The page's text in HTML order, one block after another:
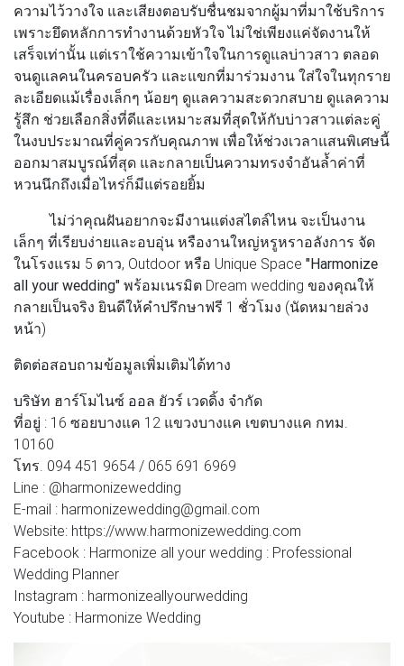
ความไว้วางใจ และเสียงตอบรับชื่นชมจากผู้มาที่มาใช้บริการ
เพราะยึดหลักการทำงานด้วยหัวใจ ไม่ใช่เพียงแค่จัดงานให้
เสร็จเท่านั้น แต่เราใช้ความเข้าใจในการดูแลบ่าวสาว ตลอด
จนดูแลคนในครอบครัว และแขกที่มาร่วมงาน ใส่ใจในทุกราย
ละเอียดแม้เรื่องเล็กๆ น้อยๆ ดูแลความสะดวกสบาย ดูแลความ
รู้สึก ช่วยเลือกสิ่งที่ดีและเหมาะสมที่สุดให้กับบ่าวสาวแต่ละคู่
ในงบประมาณที่คู่ควรกับคุณภาพ เพื่อให้ช่วงเวลาแสนพิเศษนี้
ออกมาสมบูรณ์ที่สุด และกลายเป็นความทรงจำอันล้ำค่าที่
หวนนึกถึงเมื่อไหร่ก็มีแต่รอยยิ้ม
ไม่ว่าคุณฝันอยากจะมีงานแต่งสไตล์ไหน จะเป็นงาน
เล็กๆ ที่เรียบง่ายและอบอุ่น หรืองานใหญ่หรูหราอลังการ จัด
ในโรงแรม 5 ดาว, Outdoor หรือ Unique Space "Harmonize
all your wedding" พร้อมเนรมิต Dream wedding ของคุณให้
กลายเป็นจริง ยินดีให้คำปรึกษาฟรี 1 ชั่วโมง (นัดหมายล่วง
หน้า)
ติดต่อสอบถามข้อมูลเพิ่มเติมได้ทาง
บริษัท ฮาร์โมไนซ์ ออล ยัวร์ เวดดิ้ง จำกัด
ที่อยู่ : 16 ซอยบางแค 12 แขวงบางแค เขตบางแค กทม.
10160
โทร. 094 451 9654 / 065 691 6969
Line : @harmonizewedding
E-mail : harmonizewedding@gmail.com
Website: https://www.harmonizewedding.com
Facebook : Harmonize all your wedding : Professional
Wedding Planner
Instagram : harmonizeallyourwedding
Youtube : Harmonize Wedding